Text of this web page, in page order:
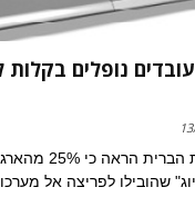
נופלים
סקר שבוצע
שהובילו לפריצה אל